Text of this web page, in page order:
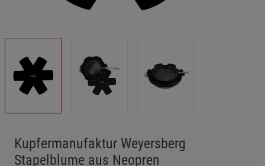
Kupfermanufaktur Weyersberg
Stapelblume aus Neopren